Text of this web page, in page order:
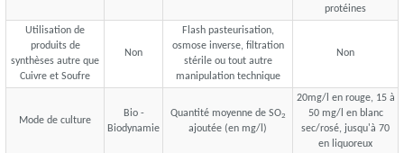
protéines
Utilisation de
produits de
synthèses autre que
Cuivre et Soufre
Non
Flash pasteurisation,
osmose inverse, filtration
stérile ou tout autre
manipulation technique
Non
Mode de culture
Bio -
Biodynamie
Quantité moyenne de SO2
ajoutée (en mg/l)
20mg/l en rouge, 15 à
50 mg/l en blanc
sec/rosé, jusqu'à 70
en liquoreux